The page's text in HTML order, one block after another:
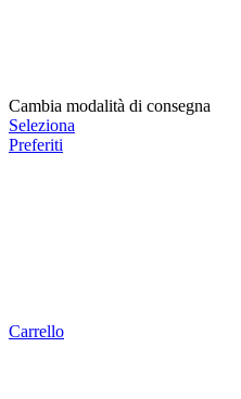
Cambia modalità di consegna
Seleziona
Preferiti
Carrello